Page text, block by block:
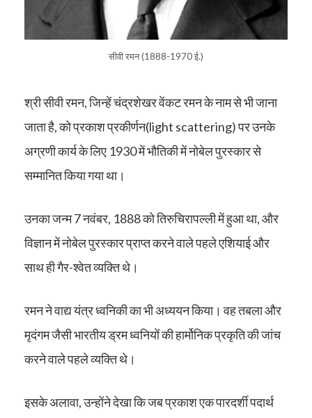
सीवी रमन (1888-1970 ई.)
श्री सीवी रमन, जिन्हें चंद्रशेखर वेंकट रमन के नाम से भी जाना
जाता है, को प्रकाश प्रकीर्णन(light scattering) पर उनके
अग्रणी कार्य के लिए 1930 में भौतिकी में नोबेल पुरस्कार से
सम्मानित किया गया था।
उनका जन्म 7 नवंबर, 1888 को तिरुचिरापल्ली में हुआ था, और
विज्ञान में नोबेल पुरस्कार प्राप्त करने वाले पहले एशियाई और
साथ ही गैर-श्वेत व्यक्ति थे।
रमन ने वाद्य यंत्र ध्वनिकी का भी अध्ययन किया। वह तबला और
मृदंगम जैसी भारतीय ड्रम ध्वनियों की हार्मोनिक प्रकृति की जांच
करने वाले पहले व्यक्ति थे।
इसके अलावा, उन्होंने देखा कि जब प्रकाश एक पारदर्शी पदार्थ